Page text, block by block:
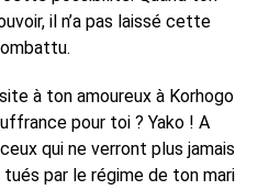
il n’a pas laissé cette
à ton amoureux à Korhogo
pour toi ? Yako ! A
qui ne verront plus jamais
tués par le régime de ton mari